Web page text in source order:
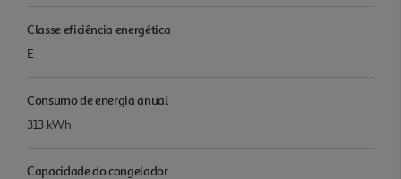
Classe eficiência energética
E
Consumo de energia anual
313 kWh
Capacidade do congelador